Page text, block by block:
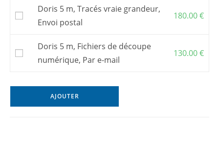
Les frais postaux et la TVA, si elle s’applique,
sont inclus dans les prix affichés.
Doris 5 m, Tracés vraie grandeur,
Envoi postal
180.00€
Doris 5 m, Fichiers de découpe
numérique, Par e-mail
130.00€
AJOUTER